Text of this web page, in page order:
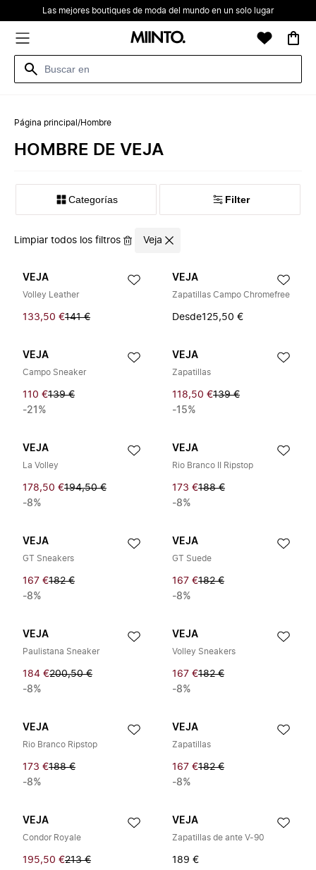
Las mejores boutiques de moda del mundo en un solo lugar
Página principal /Hombre
HOMBRE DE VEJA
Categorías Filter
Limpiar todos los filtros Veja
VEJA
Volley Leather
133,50 €141 €
VEJA
Zapatillas Campo Chromefree
Desde125,50 €
VEJA
Campo Sneaker
110 €139 €
-21%
VEJA
Zapatillas
118,50 €139 €
-15%
VEJA
La Volley
178,50 €194,50 €
-8%
VEJA
Rio Branco II Ripstop
173 €188 €
-8%
VEJA
GT Sneakers
167 €182 €
-8%
VEJA
GT Suede
167 €182 €
-8%
VEJA
Paulistana Sneaker
184 €200,50 €
-8%
VEJA
Volley Sneakers
167 €182 €
-8%
VEJA
Rio Branco Ripstop
173 €188 €
-8%
VEJA
Zapatillas
167 €182 €
-8%
VEJA
Condor Royale
195,50 €213 €
VEJA
Zapatillas de ante V-90
189 €